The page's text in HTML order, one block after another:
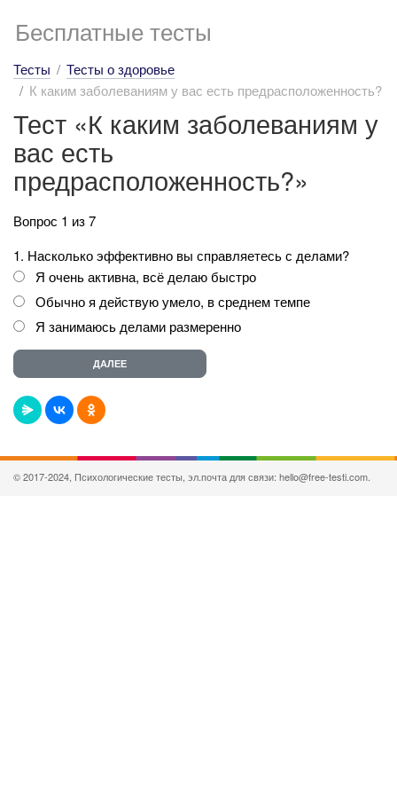
Бесплатные тесты
Тесты
Тесты о здоровье
К каким заболеваниям у вас есть предрасположенность?
Тест «К каким заболеваниям у
вас есть
предрасположенность?»
Вопрос 1 из 7
1. Насколько эффективно вы справляетесь с делами?
Я очень активна, всё делаю быстро
Обычно я действую умело, в среднем темпе
Я занимаюсь делами размеренно
© 2017-2024, Психологические тесты, эл.почта для связи: hello@free-testi.com.